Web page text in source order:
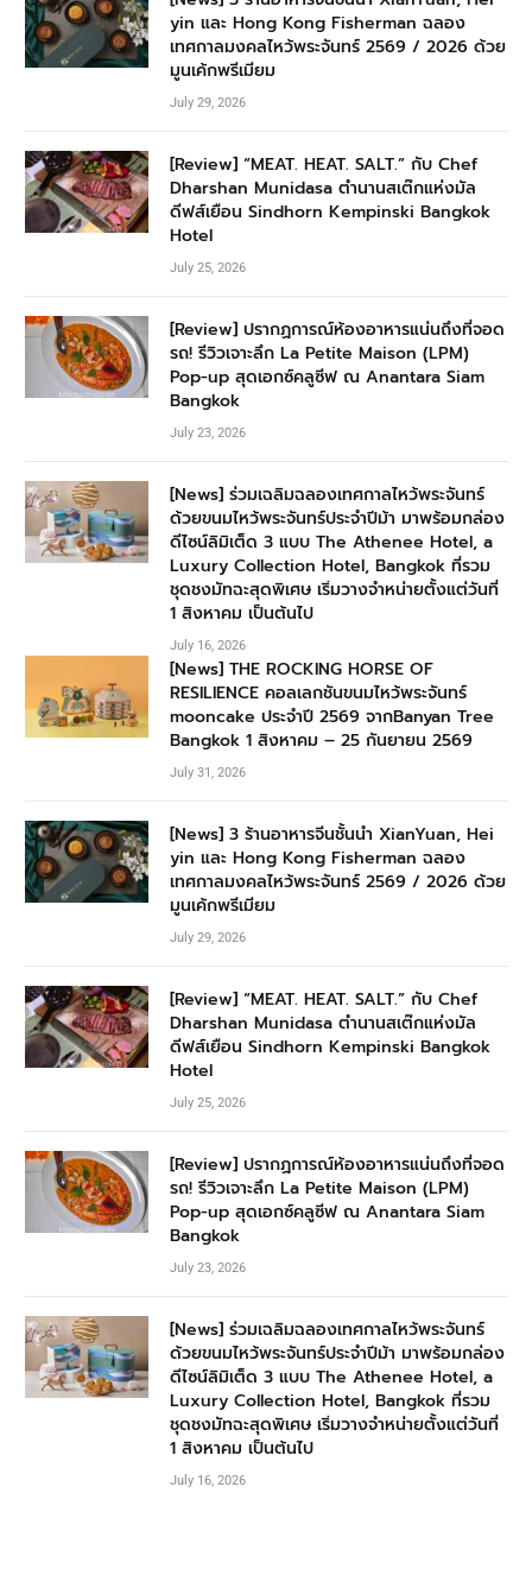
yin และ Hong Kong Fisherman ฉลอง
เทศกาลมงคลไหว้พระจันทร์ 2569 / 2026 ด้วย
มูนเค้กพรีเมียม
July 29, 2026
[Review] “MEAT. HEAT. SALT.” กับ Chef
Dharshan Munidasa ตำนานสเต๊กแห่งมัล
ดีฟส์เยือน Sindhorn Kempinski Bangkok
Hotel
July 25, 2026
[Review] ปรากฏการณ์ห้องอาหารแน่นถึงที่จอด
รถ! รีวิวเจาะลึก La Petite Maison (LPM)
Pop-up สุดเอกซ์คลูซีฟ ณ Anantara Siam
Bangkok
July 23, 2026
[News] ร่วมเฉลิมฉลองเทศกาลไหว้พระจันทร์
ด้วยขนมไหว้พระจันทร์ประจำปีม้า มาพร้อมกล่อง
ดีไซน์ลิมิเต็ด 3 แบบ The Athenee Hotel, a
Luxury Collection Hotel, Bangkok ที่รวม
ชุดชงมัทฉะสุดพิเศษ เริ่มวางจำหน่ายตั้งแต่วันที่
1 สิงหาคม เป็นต้นไป
July 16, 2026
[News] THE ROCKING HORSE OF
RESILIENCE คอลเลกชันขนมไหว้พระจันทร์
mooncake ประจำปี 2569 จากBanyan Tree
Bangkok 1 สิงหาคม – 25 กันยายน 2569
July 31, 2026
[News] 3 ร้านอาหารจีนชั้นนำ XianYuan, Hei
yin และ Hong Kong Fisherman ฉลอง
เทศกาลมงคลไหว้พระจันทร์ 2569 / 2026 ด้วย
มูนเค้กพรีเมียม
July 29, 2026
[Review] “MEAT. HEAT. SALT.” กับ Chef
Dharshan Munidasa ตำนานสเต๊กแห่งมัล
ดีฟส์เยือน Sindhorn Kempinski Bangkok
Hotel
July 25, 2026
[Review] ปรากฏการณ์ห้องอาหารแน่นถึงที่จอด
รถ! รีวิวเจาะลึก La Petite Maison (LPM)
Pop-up สุดเอกซ์คลูซีฟ ณ Anantara Siam
Bangkok
July 23, 2026
[News] ร่วมเฉลิมฉลองเทศกาลไหว้พระจันทร์
ด้วยขนมไหว้พระจันทร์ประจำปีม้า มาพร้อมกล่อง
ดีไซน์ลิมิเต็ด 3 แบบ The Athenee Hotel, a
Luxury Collection Hotel, Bangkok ที่รวม
ชุดชงมัทฉะสุดพิเศษ เริ่มวางจำหน่ายตั้งแต่วันที่
1 สิงหาคม เป็นต้นไป
July 16, 2026